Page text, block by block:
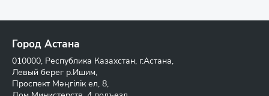
Город Астана
010000, Республика Казахстан, г.Астана,
Левый берег р.Ишим,
Проспект Мәңгілік ел, 8,